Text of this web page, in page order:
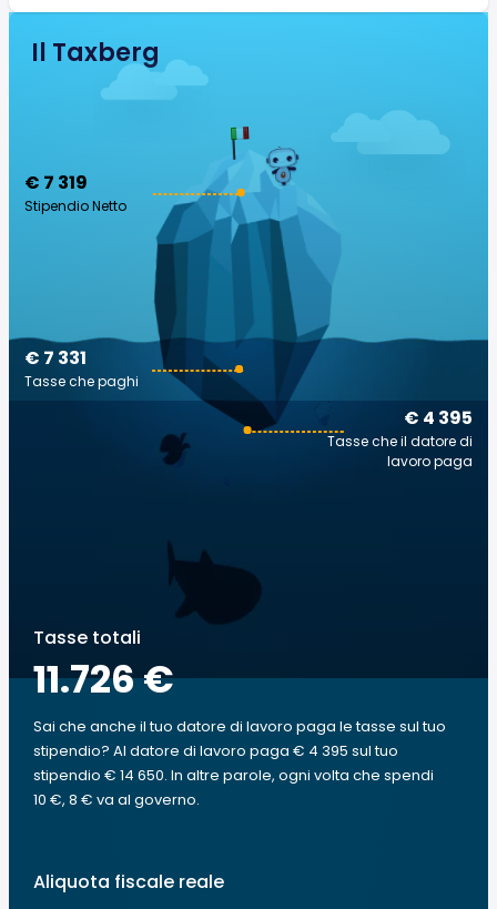
Il Taxberg
€ 7 319
Stipendio Netto
€ 4 395
Tasse che il datore di
lavoro paga
€ 7 331
Tasse che paghi
Tasse totali
11.726 €
Sai che anche il tuo datore di lavoro paga le tasse sul tuo
stipendio? Al datore di lavoro paga € 4 395 sul tuo
stipendio € 14 650. In altre parole, ogni volta che spendi
10 €, 8 € va al governo.
Aliquota fiscale reale